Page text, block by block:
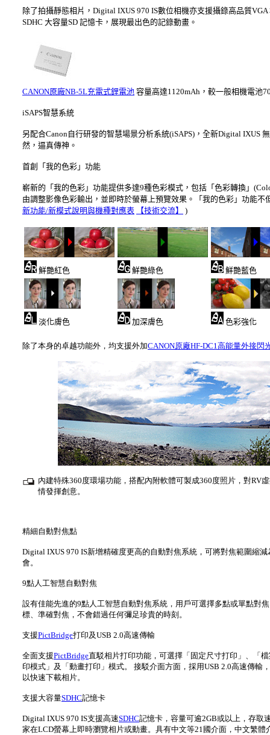
除了拍攝靜態相片，Digital IXUS 970 IS數位相機亦支援攝錄高品質
SDHC 大容量SD 記憶卡，展現最出色的記錄動畫。
CANON原廠NB-5L充電式鋰電池 容量高達1120mAh，較一般相機電池
iSAPS智慧系統
另配合Canon自行研發的智慧場景分析系統(iSAPS)，全新Digital IXUS
然，逼真傳神。
首創「我的色彩」功能
嶄新的「我的色彩」功能提供多達9種色彩模式，包括「色彩轉換」
由調整影像色彩輸出，並即時於螢幕上預覽效果。「我的色彩」功能
新功能/新模式說明與機種對應表
【技術交流】 )
鮮艷紅色 鮮艷綠色 鮮艷藍色
淡化膚色 加深膚色 色彩強化
除了本身的卓越功能外，均支援外加CANON原廠HF-DC1高能量外接閃
內建特殊360度環場功能，搭配內附軟體可製成360度照片，對RV
情發揮創意。
精細自動對焦點
Digital IXUS 970 IS新增精確度更高的自動對焦系統，可將對焦範圍縮
會。
9點人工智慧自動對焦
設有佳能先進的9點人工智慧自動對焦系統，用戶可選擇多點或單點對
標、準確對焦，不會錯過任何彌足珍貴的時刻。
支援PictBridge打印及USB 2.0高速傳輸
全面支援PictBridge直駁相片打印功能，可選擇「固定尺寸打印」、「
印模式」及「動畫打印」模式。 接駁介面方面，採用USB 2.0高速傳輸
以快速下載相片。
支援大容量SDHC記憶卡
Digital IXUS 970 IS支援高速SDHC記憶卡，容量可逾2GB或以上，存取
家在LCD螢幕上即時瀏覽相片或動畫。具有中文等21國介面，中文繁